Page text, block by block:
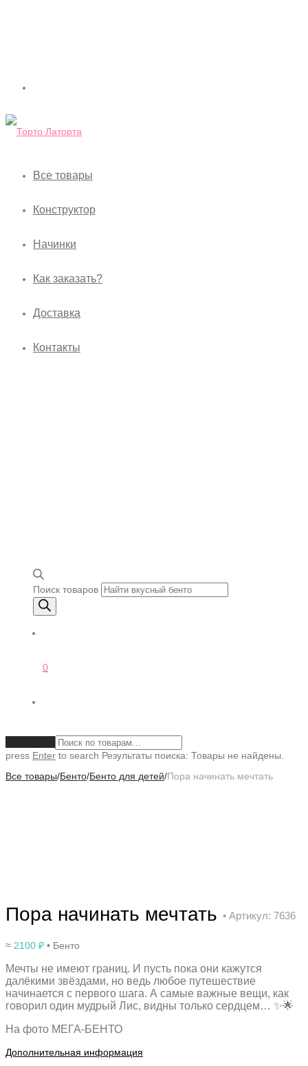
Все товары
Конструктор
Начинки
Как заказать?
Доставка
Контакты
Поиск товаров
0
press Enter to search Результаты поиска: Товары не найдены.
Все товары/Бенто/Бенто для детей/Пора начинать мечтать
Пора начинать мечтать • Артикул: 7636
≈ 2100 ₽ • Бенто
Мечты не имеют границ. И пусть пока они кажутся
далёкими звёздами, но ведь любое путешествие
начинается с первого шага. А самые важные вещи, как
говорил один мудрый Лис, видны только сердцем… ✨🌟
На фото МЕГА-БЕНТО
Дополнительная информация